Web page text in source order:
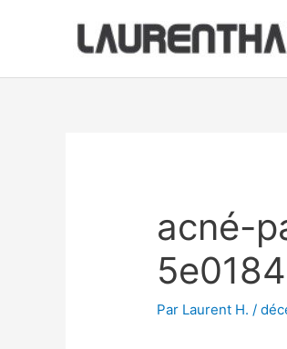
acné-
Par Laurent H./